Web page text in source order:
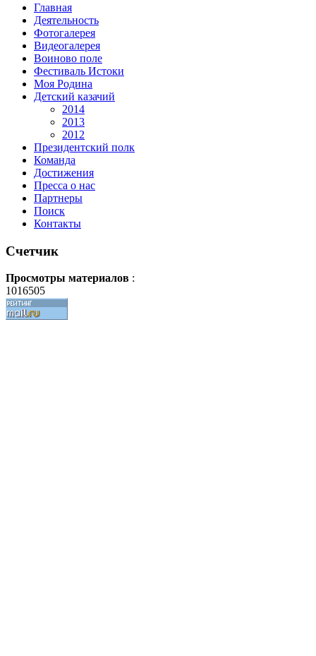
Главная
Деятельность
Фотогалерея
Видеогалерея
Воиново поле
Фестиваль Истоки
Моя Родина
Детский казачий
2014
2013
2012
Президентский полк
Команда
Достижения
Пресса о нас
Партнеры
Поиск
Контакты
Счетчик
Просмотры материалов :
1016505